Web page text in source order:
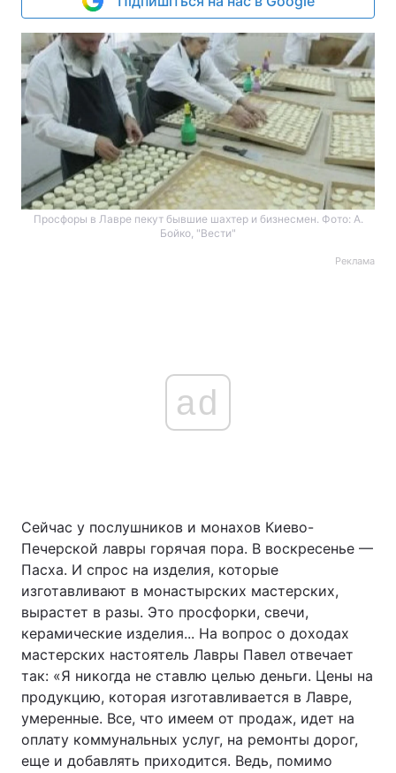
Просфоры в Лавре пекут бывшие шахтер и бизнесмен. Фото: А.
Бойко, "Вести"
Реклама
ad
Сейчас у послушников и монахов Киево-
Печерской лавры горячая пора. В воскресенье —
Пасха. И спрос на изделия, которые
изготавливают в монастырских мастерских,
вырастет в разы. Это просфорки, свечи,
керамические изделия... На вопрос о доходах
мастерских настоятель Лавры Павел отвечает
так: «Я никогда не ставлю целью деньги. Цены на
продукцию, которая изготавливается в Лавре,
умеренные. Все, что имеем от продаж, идет на
оплату коммунальных услуг, на ремонты дорог,
еще и добавлять приходится. Ведь, помимо